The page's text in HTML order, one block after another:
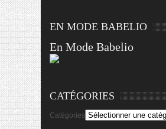
EN MODE BABELIO
En Mode Babelio
CATÉGORIES
Catégories